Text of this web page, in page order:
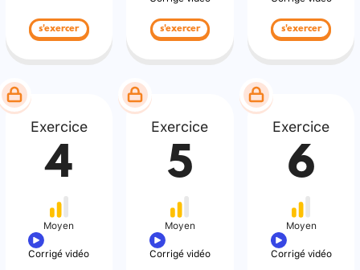
s'exercer s'exercer s'exercer
Exercice
4
Moyen
Corrigé vidéo
Exercice
5
Moyen
Corrigé vidéo
Exercice
6
Moyen
Corrigé vidéo